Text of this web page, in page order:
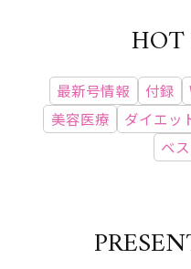
HOT
最新号情報 付録
美容医療
ダイエッ
ベ